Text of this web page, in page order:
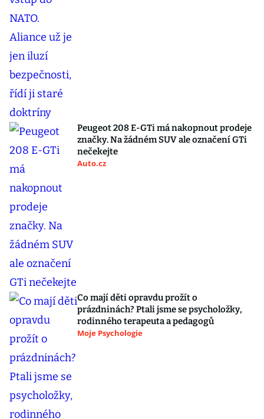
Peugeot 208 E-GTi má nakopnout prodeje
značky. Na žádném SUV ale označení GTi
nečekejte
Auto.cz
Co mají děti opravdu prožít o
prázdninách? Ptali jsme se psycholožky,
rodinného terapeuta a pedagogů
Moje Psychologie